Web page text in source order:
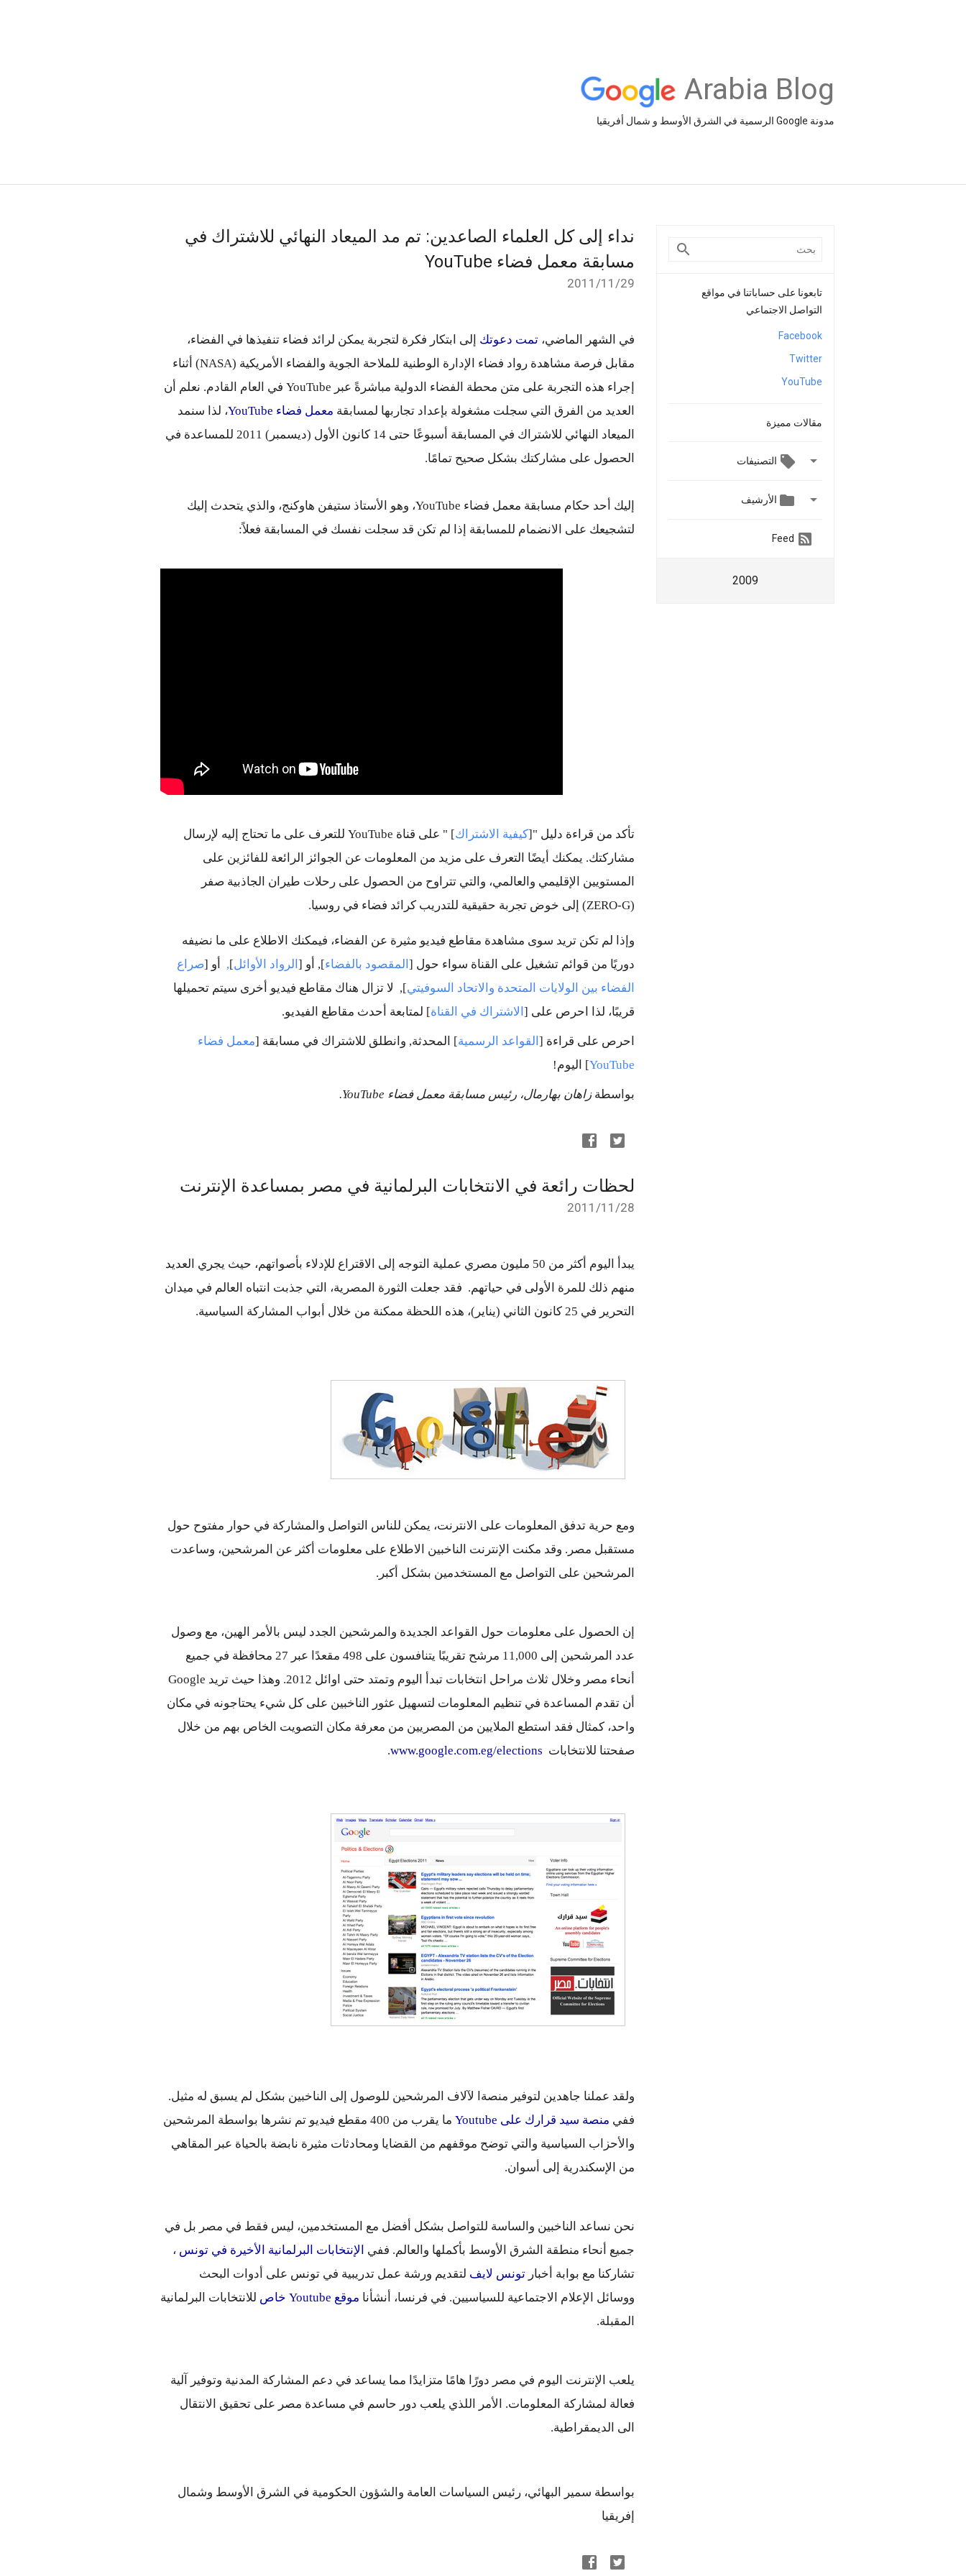
Arabia Blog
مدونة Google الرسمية في الشرق الأوسط و شمال أفريقيا‎
نداء إلى كل العلماء الصاعدين: تم مد الميعاد النهائي للاشتراك في
مسابقة معمل فضاء YouTube
29‏/11‏/2011
في الشهر الماضي، تمت دعوتك
مقابل فرصة مشاهدة رواد فضاء الإدارة الوطنية للملاحة الجوية والفضاء الأمريكية (NASA
إجراء هذه التجربة على متن محطة الفضاء الدولية مباشرةً عبر YouTube في العام القادم.
العديد من الفرق التي سجلت مشغولة بإعداد تجاربها لمسابقة معمل فضاء YouTube
الحصول على مشاركتك بشكل صحيح تمامًا.
لتشجيعك على الانضمام للمسابقة إذا لم تكن قد سجلت نفسك في المسابقة فعلاً:
تأكد من قراءة دليل "[كيفية الاشتراك]
مشاركتك.
(
ZERO-G) إلى خوض تجربة حقيقية للتدريب كرائد فضاء في روسيا.
دوريًا من قوائم تشغيل على القناة سواء حول [ المقصود بالفضاء], أو [ الرواد الأوائل]
, أو [
الفضاء بين الولايات المتحدة والاتحاد السوفيتي],
قريبًا، لذا احرص على [ الاشتراك في القناة] لمتابعة أحدث مقاطع الفيديو.
احرص على قراءة [ القواعد الرسمية] المحدثة, وانطلق للاشتراك في مسابقة [
YouTube] اليوم!
بواسطة زاهان بهارمال، رئيس مسابقة معمل فضاء YouTube.
لحظات رائعة في الانتخابات البرلمانية في مصر بمساعدة الإنترنت
28‏/11‏/2011
التحرير في 25 كانون الثاني (يناير)، هذه اللحظة ممكنة من خلال أبواب المشاركة السياسية.
المرشحين على التواصل مع المستخدمين بشكل أكبر.
أن تقدم المساعدة في
صفحتنا للانتخابات www.google.com.eg/elections
.
ففي منصة سيد قرارك على Youtube
من الإسكندرية إلى أسوان.
جميع أنحاء منطقة الشرق الأوسط بأكملها والعالم. ففي
الإنتخابات البرلمانية الأخيرة في تونس
تشاركنا مع بوابة أخبار تونس لايف
ووسائل الإعلام الاجتماعية للسياسيين. في فرنسا، أنشأنا موقع Youtube خاص
المقبلة.
يلعب الإنترنت اليوم في مصر
الى الديمقراطية.
إفريقيا
تابعونا على حساباتنا في مواقع
التواصل الاجتماعي
Facebook
Twitter
YouTube
مقالات مميزة
التصنيفات 
 الأرشيف 
Feed
2009